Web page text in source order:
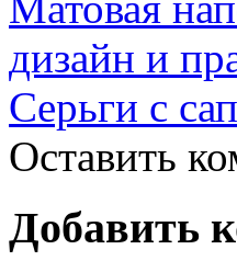
дизайн и
Серьги с
Оставить
Добавить